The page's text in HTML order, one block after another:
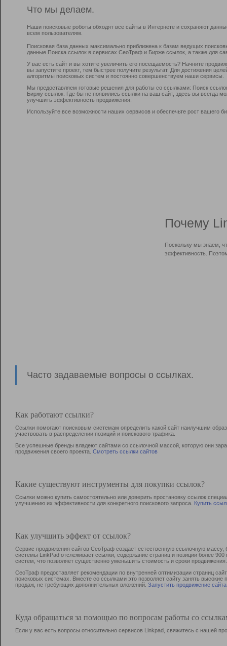
Что мы делаем.
Наши поисковые роботы обходят все сайты в Интернете и сохраняют
всем пользователям.
Поисковая база данных максимально приближена к базам ведущих
данные Поиска ссылок в сервисах СеоТраф и Бирже ссылок, а также для
У вас есть сайт и вы хотите увеличить его посещаемость? Начните
вы запустите проект, тем быстрее получите результат. Для достижения
алгоритмы поисковых систем и постоянно совершенствуем наши сервисы.
Мы предоставляем готовые решения для работы со ссылками: Поиск
Биржу ссылок. Где бы не появились ссылки на ваш сайт, здесь вы всегда
улучшить эффективность продвижения.
Используйте все возможности наших сервисов и обеспечьте рост вашего
Почему
Поскольку мы знаем,
эффективность.
Часто задаваемые вопросы о ссылках.
Как работают ссылки?
Ссылки помогают поисковым системам определить какой сайт наилучшим
участвовать в раcпределении позиций и поискового трафика.
Все успешные бренды владеют сайтами со ссылочной массой, которую они
продвижения своего проекта. Смотреть ссылки сайтов
Какие существуют инструменты для покупки ссылок?
Ссылки можно купить самостоятельно или доверить простановку ссылок
улучшению их эффективности для конкретного поискового запроса. Купить
Как улучшить эффект от ссылок?
Сервис продвижения сайтов СеоТраф создает естественную ссылочную
системы LinkPad отслеживает ссылки, содержание страниц и позиции более
систем, что позволяет существенно уменьшить стоимость и сроки продвижения.
СеоТраф предоставляет рекомендации по внутренней оптимизации страниц
поисковых системах. Вместе со ссылками это позволяет сайту занять
продаж, не требующих дополнительных вложений. Запустить продвижение сайта
Куда обращаться за помощью по вопросам работы со
Если у вас есть вопросы относительно сервисов Linkpad, свяжитесь с нашей